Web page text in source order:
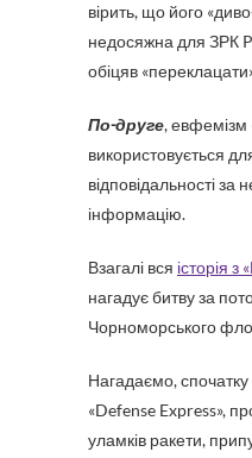
вірить, що його
недосяжна для ЗРК
обіцяв
По-друге, евфемізм
використовується
відповідальності за
інформацію.
Взагалі вся історія
нагадує битву за
Чорноморського
Нагадаємо,
«Defense Express»,
уламків ракети,